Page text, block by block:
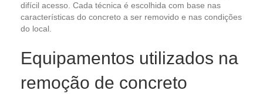
difícil acesso. Cada técnica é escolhida com base nas
características do concreto a ser removido e nas condições
do local.
Equipamentos utilizados na
remoção de concreto